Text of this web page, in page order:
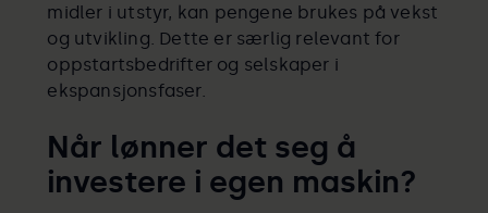
midler i utstyr, kan pengene brukes på vekst
og utvikling. Dette er særlig relevant for
oppstartsbedrifter og selskaper i
ekspansjonsfaser.
Når lønner det seg å
investere i egen maskin?